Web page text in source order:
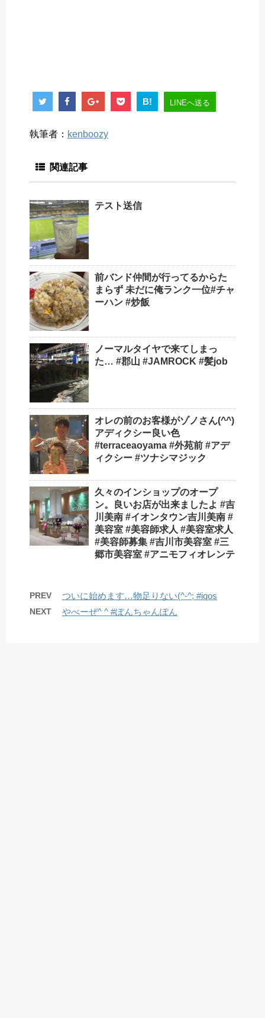
B! LINEへ送る
執筆者： kenboozy
関連記事
テスト送信
前バンド仲間が行ってるからた
まらず️ 未だに俺ランク一位#チャ
ーハン #炒飯
ノーマルタイヤで来てしまっ
た… #郡山 #JAMROCK #髪job
オレの前のお客様がゾノさん(^^)
アディクシー良い色️
#terraceaoyama #外苑前 #アデ
ィクシー #ツナシマジック
久々のインショップのオープ
ン。良いお店が出来ましたよ #吉
川美南 #イオンタウン吉川美南 #
美容室 #美容師求人 #美容室求人
#美容師募集 #吉川市美容室 #三
郷市美容室 #アニモフィオレンテ
PREV ついに始めます…物足りない(^-^; #iqos
NEXT やべーぜ^ ^ #ぽんちゃんぽん